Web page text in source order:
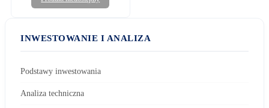
INWESTOWANIE I ANALIZA
Podstawy inwestowania
Analiza techniczna